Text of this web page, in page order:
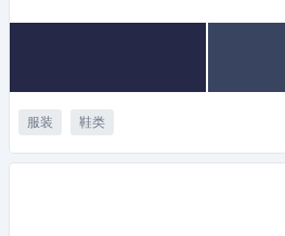
服装 鞋类